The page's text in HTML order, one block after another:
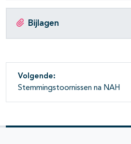
Bijlagen
Volgende:
Stemmingstoornissen na NAH